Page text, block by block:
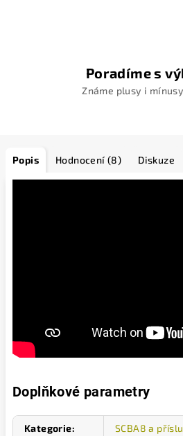
Poradíme s
Známe plusy i
Popis Hodnocení (8) Diskuze
Doplňkové parametry
Kategorie: SCBA8 a